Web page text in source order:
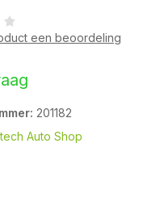
een beoordeling
201182
Auto Shop